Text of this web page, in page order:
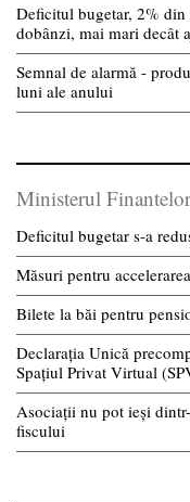
Deficitul bugetar, 2%
dobânzi, mai mari decât
Semnal de alarmă -
luni ale anului
Ministerul Finantelor
Deficitul bugetar s-a
Măsuri pentru
Bilete la băi pentru
Declarația Unică
Spațiul Privat Virtual
Asociații nu pot ieși
fiscului